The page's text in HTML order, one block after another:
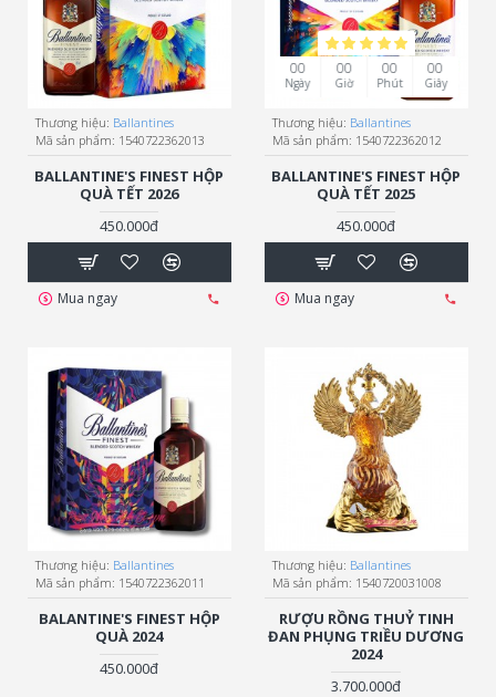
Thương hiệu: Ballantines
Mã sản phẩm: 1540722362013
BALLANTINE'S FINEST HỘP
QUÀ TẾT 2026
450.000đ
Mua ngay
00
Ngày
00
Giờ
00
Phút
00
Giây
Thương hiệu: Ballantines
Mã sản phẩm: 1540722362012
BALLANTINE'S FINEST HỘP
QUÀ TẾT 2025
450.000đ
Mua ngay
Thương hiệu: Ballantines
Mã sản phẩm: 1540722362011
BALANTINE'S FINEST HỘP
QUÀ 2024
450.000đ
Thương hiệu: Ballantines
Mã sản phẩm: 1540720031008
RƯỢU RỒNG THUỶ TINH
ĐAN PHỤNG TRIỀU DƯƠNG
2024
3.700.000đ